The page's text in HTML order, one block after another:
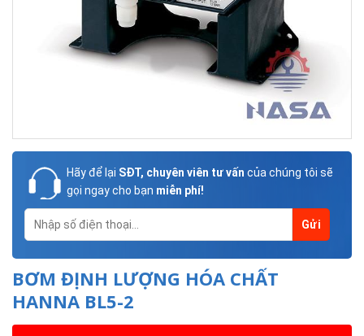
Hãy để lại SĐT, chuyên viên tư vấn của chúng tôi sẽ
gọi ngay cho bạn miễn phí!
BƠM ĐỊNH LƯỢNG HÓA CHẤT
HANNA BL5-2